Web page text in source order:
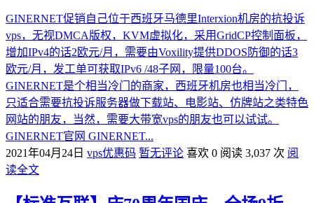
GINERNET促销自己位于西班牙马德里Interxion机房的抗投诉
vps，无视DMCA版权，KVM虚拟化，采用GridCP控制面板，
增加IPv4的话2欧元/月，需要由Voxility提供DDOS防御的话3
欧元/月，发工单可获取IPv6 /48子网，限量100台。
GINERNET是个相当冷门的商家，西班牙机房也相当冷门，
只适合需要抗投诉服务器做下载站、电影站、仿牌站之类特色
网站的朋友，当然，需要大带宽vps的朋友也可以试试。
GINERNET官网 GINERNET...
2021年04月24日 vps优惠码 暂无评论 喜欢 0 阅读 3,037 次 阅
读全文